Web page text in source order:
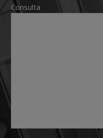
Consulta